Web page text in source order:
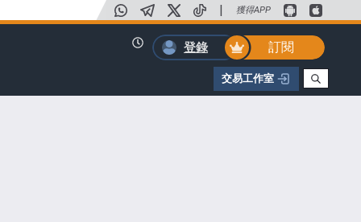
| 獲得APP
登錄 訂閱
交易工作室